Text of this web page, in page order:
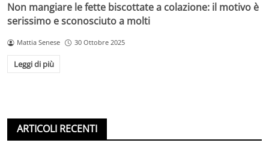
Non mangiare le fette biscottate a colazione: il motivo è
serissimo e sconosciuto a molti
Mattia Senese 30 Ottobre 2025
Leggi di più
ARTICOLI RECENTI